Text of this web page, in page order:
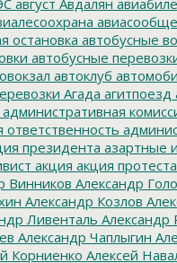
остановка автобусные
автобусные
автоклуб
Агада агитпоезд
административная
президента азартные
акция акция протеста
Винников Александр
Александр Козлов
Ливенталь Александр
Александр Чаплыгин
Корниенко Алексей